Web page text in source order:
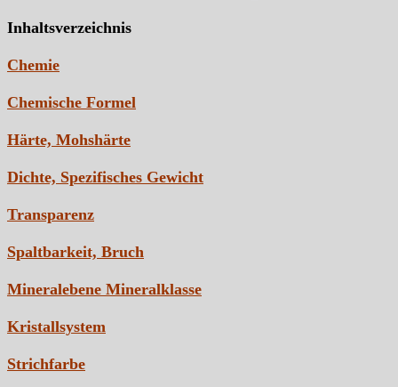
Inhaltsverzeichnis
Chemie
Chemische Formel
Härte, Mohshärte
Dichte, Spezifisches Gewicht
Transparenz
Spaltbarkeit, Bruch
Mineralebene Mineralklasse
Kristallsystem
Strichfarbe